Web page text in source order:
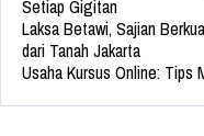
Setiap Gigitan
Laksa Betawi, Sajian
dari Tanah Jakarta
Usaha Kursus Online: